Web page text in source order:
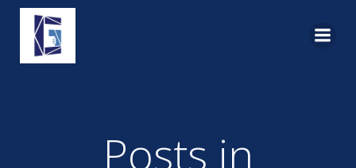
Posts in